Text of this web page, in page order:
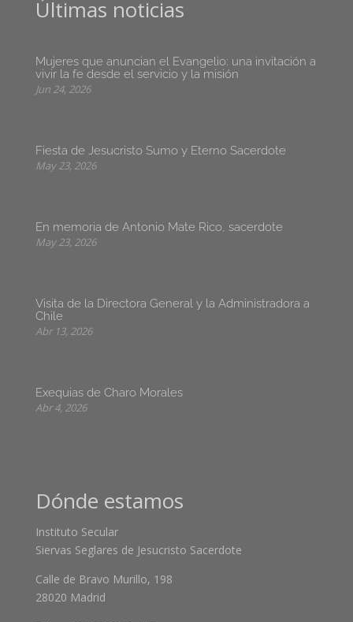
Últimas noticias
Mujeres que anuncian el Evangelio: una invitación a
vivir la fe desde el servicio y la misión
Jun 24, 2026
Fiesta de Jesucristo Sumo y Eterno Sacerdote
May 23, 2026
En memoria de Antonio Mate Rico, sacerdote
May 23, 2026
Visita de la Directora General y la Administradora a
Chile
Abr 13, 2026
Exequias de Charo Morales
Abr 4, 2026
Dónde estamos
Instituto Secular
Siervas Seglares de Jesucristo Sacerdote
Calle de Bravo Murillo, 198
28020 Madrid